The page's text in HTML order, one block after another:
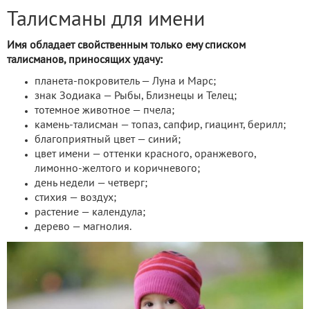
Талисманы для имени
Имя обладает свойственным только ему списком
талисманов, приносящих удачу:
планета-покровитель — Луна и Марс;
знак Зодиака — Рыбы, Близнецы и Телец;
тотемное животное — пчела;
камень-талисман — топаз, сапфир, гиацинт, берилл;
благоприятный цвет — синий;
цвет имени — оттенки красного, оранжевого,
лимонно-желтого и коричневого;
день недели — четверг;
стихия — воздух;
растение — календула;
дерево — магнолия.